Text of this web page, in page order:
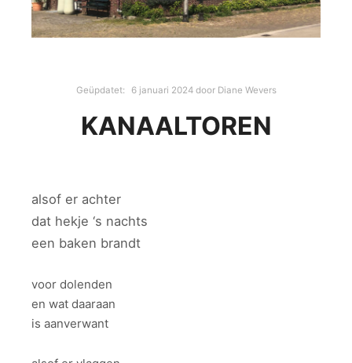
Geüpdatet: 6 januari 2024door Diane Wevers
KANAALTOREN
alsof er achter
dat hekje ‘s nachts
een baken brandt
voor dolenden
en wat daaraan
is aanverwant